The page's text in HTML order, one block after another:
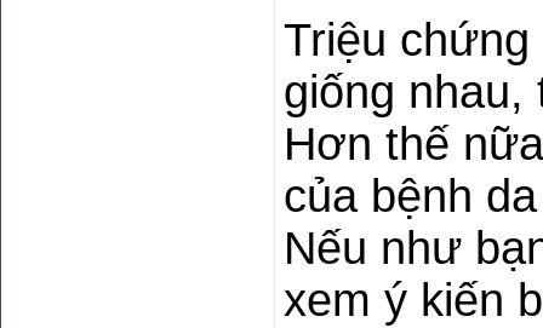
Triệu
giống
Hơn thế
của bệnh
Nếu như
xem ý kiến